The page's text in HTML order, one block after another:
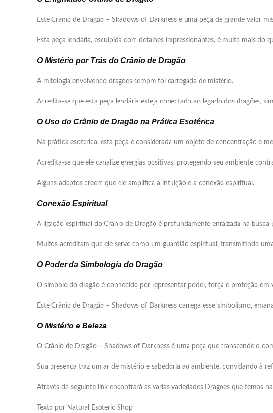
Este Crânio de Dragão – Shadows of Darkness é uma peça de grande valor
Esta peça lendária, esculpida com detalhes impressionantes, é muito mais
O Mistério por Trás do Crânio de Dragão
A mitologia envolvendo dragões sempre foi carregada de mistério.
Acredita-se que esta peça lendária esteja conectado ao legado dos dragões,
O Uso do Crânio de Dragão na Prática Esotérica
Na prática esotérica, esta peça é considerada um objeto de concentração e
Acredita-se que ele canalize energias positivas, protegendo seu ambiente
Alguns adeptos creem que ele amplifica a intuição e a conexão espiritual.
Conexão Espiritual
A ligação espiritual do Crânio de Dragão é profundamente enraizada na busca
Muitos acreditam que ele serve como um guardião espiritual, transmitindo
O Poder da Simbologia do Dragão
O símbolo do dragão é conhecido por representar poder, força e proteção em
Este Crânio de Dragão – Shadows of Darkness carrega esse simbolismo,
O Mistério e Beleza
O Crânio de Dragão – Shadows of Darkness é uma peça que transcende o
Sua presença traz um ar de mistério e sabedoria ao ambiente, convidando à
Através do seguinte link encontrará as varias variedades Dragões que temos na
Texto por Natural Esoteric Shop